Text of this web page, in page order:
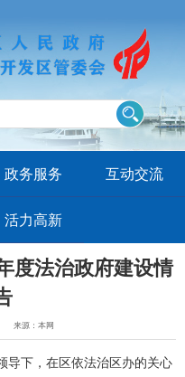
政务服务 互动交流
活力高新
度法治政府建设情
来源：本网
下，在区依法治区办的关心